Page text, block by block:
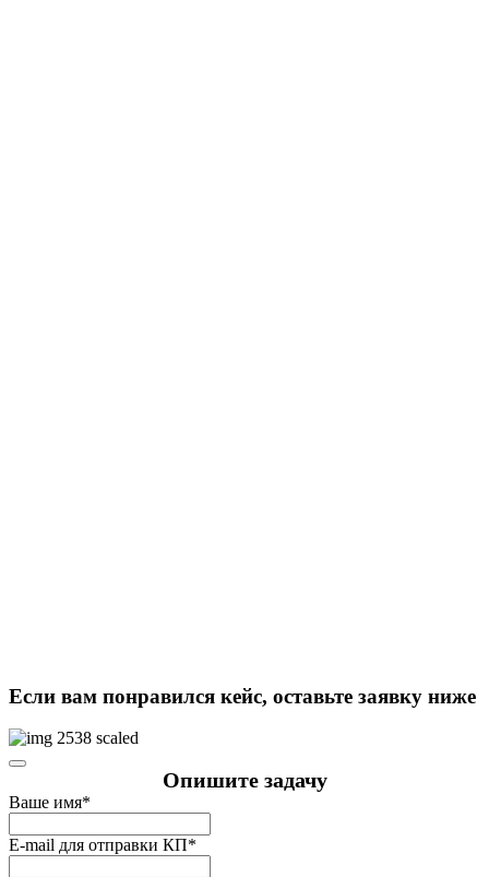
Если вам понравился кейс, оставьте заявку ниже
Опишите задачу
Ваше имя*
E-mail для отправки КП*